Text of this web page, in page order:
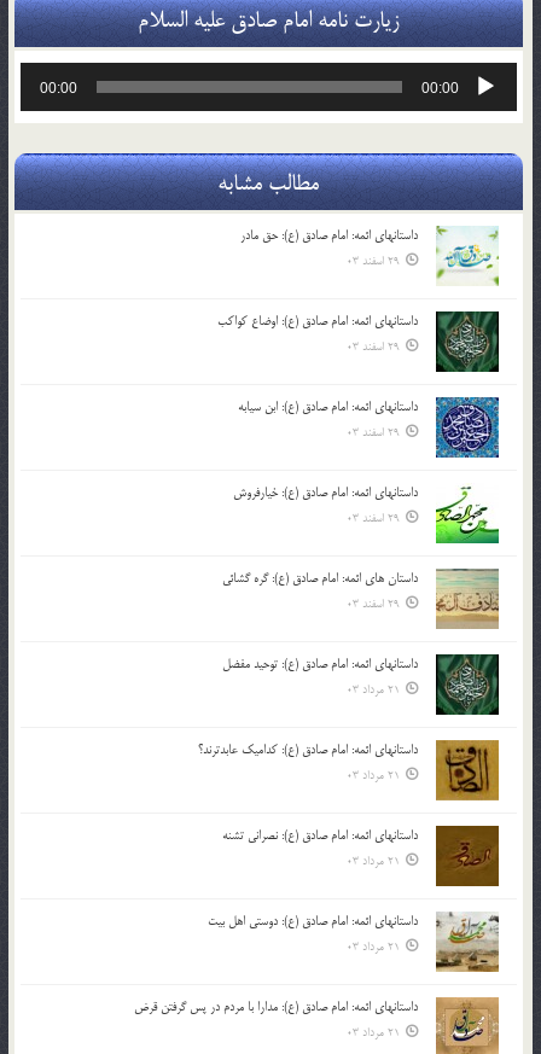
زیارت نامه امام صادق علیه السلام
پخش‌کننده
00:00
00:00
مطالب مشابه
داستانهای ائمه: امام صادق (ع): حق مادر
29 اسفند 03
داستانهای ائمه: امام صادق (ع): اوضاع کواکب
29 اسفند 03
داستانهای ائمه: امام صادق (ع): ابن سیابه
29 اسفند 03
داستانهای ائمه: امام صادق (ع): خیارفروش
29 اسفند 03
داستان های ائمه: امام صادق (ع): گره گشائی
29 اسفند 03
داستانهای ائمه: امام صادق (ع): توحید مفضل
21 مرداد 03
داستانهای ائمه: امام صادق (ع): کدامیک عابدترند؟
21 مرداد 03
داستانهای ائمه: امام صادق (ع): نصرانی تشنه
21 مرداد 03
داستانهای ائمه: امام صادق (ع): دوستی اهل بیت
21 مرداد 03
داستانهای ائمه: امام صادق (ع): مدارا با مردم در پس گرفتن قرض
21 مرداد 03